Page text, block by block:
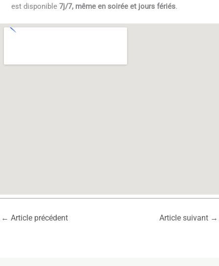
est disponible7j/7, même en soirée et jours fériés.
← Article précédent Article suivant →